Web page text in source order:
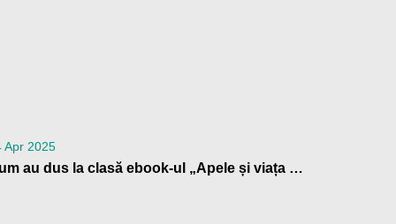
Apr 2025
Cum au dus la clasă ebook-ul „Apele și viața acvatică” profesorii din Patrula de Reciclare